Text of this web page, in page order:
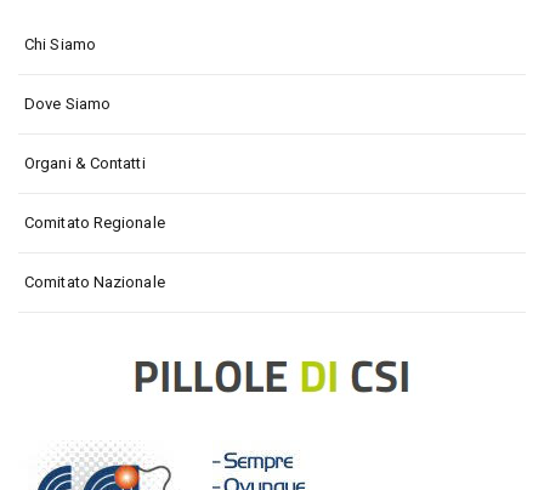
Chi Siamo
Dove Siamo
Organi & Contatti
Comitato Regionale
Comitato Nazionale